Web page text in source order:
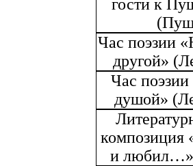
гости к
(
Час поэзии
другой»
Час
душой»
композиция
и